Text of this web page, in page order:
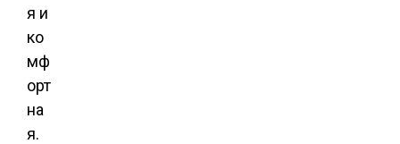
я и
ко
мф
орт
на
я.